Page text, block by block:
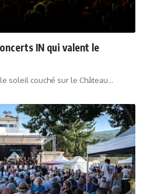
IN qui valent le
soleil couché sur le Château…